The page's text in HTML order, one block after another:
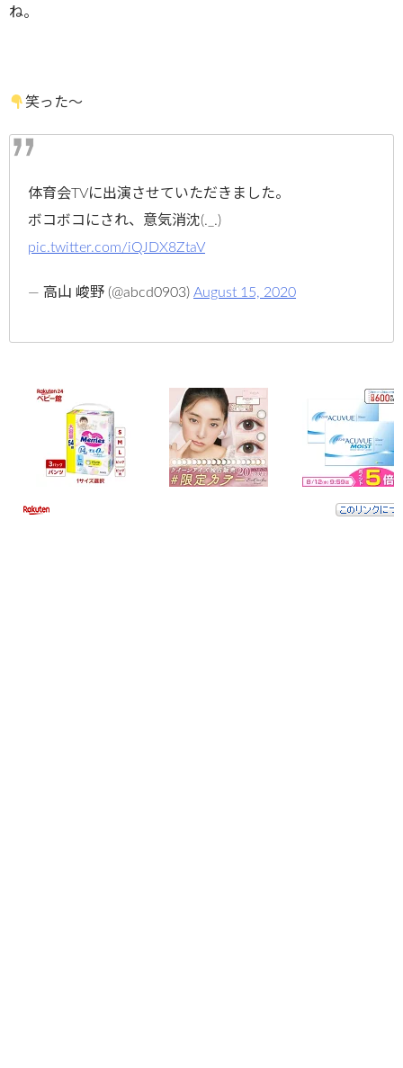
ね。
笑った～
体育会TVに出演させていただきました。
ボコボコにされ、意気消沈(._.)
pic.twitter.com/iQJDX8ZtaV
— 高山 峻野 (@abcd0903) August 15, 2020